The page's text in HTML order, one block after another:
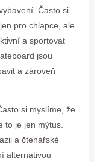
Často si
pro chlapce, ale
a sportovat
jsou
a zároveň
si myslíme, že
to je jen mýtus.
a čtenářské
alternativou